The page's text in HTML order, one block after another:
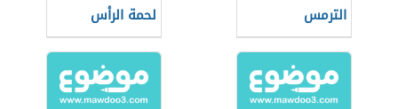
الترمس
لحمة الرأس